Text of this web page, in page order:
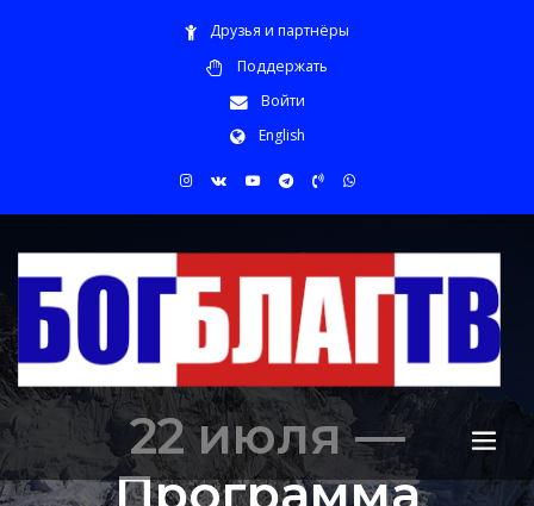
Друзья и партнёры
Поддержать
Войти
English
22 июля —
Программа